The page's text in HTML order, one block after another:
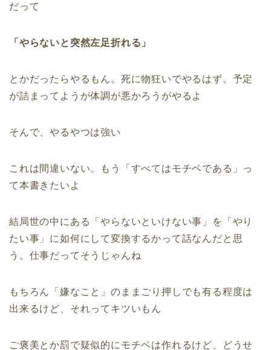
だって
「やらないと突然左足折れる」
とかだったらやるもん。死に物狂いでやるはず。予定
が詰まってようが体調が悪かろうがやるよ
そんで、やるやつは強い
これは間違いない。もう「すべてはモチベである」っ
て本書きたいよ
結局世の中にある「やらないといけない事」を「やり
たい事」に如何にして変換するかって話なんだと思
う。仕事だってそうじゃんね
もちろん「嫌なこと」のままごり押しでも有る程度は
出来るけど、それってキツいもん
ご褒美とか罰で疑似的にモチベは作れるけど、どうせ